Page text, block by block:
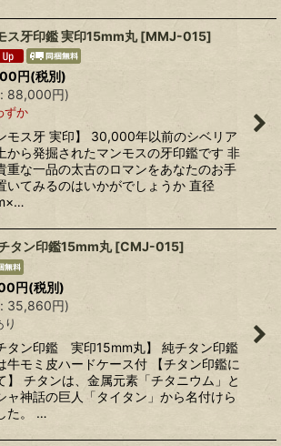
ス牙印鑑 実印15mm丸 [MMJ-015]
円(税別)
: 88,000円)
ずか
モス牙 実印】 30,000年以前のシベリア
から発掘されたマンモスの牙印鑑です 非
重な一品の太古のロマンをあなたのお手
いてみるのはいかがでしょうか 直径
タン印鑑15mm丸 [CMJ-015]
円(税別)
: 35,860円)
り
タン印鑑 実印15mm丸】 純チタン印鑑
牛モミ皮ハードケース付 【チタン印鑑に
】 チタンは、金属元素「チタニウム」と
ャ神話の巨人「タイタン」から名付けら
た。 …